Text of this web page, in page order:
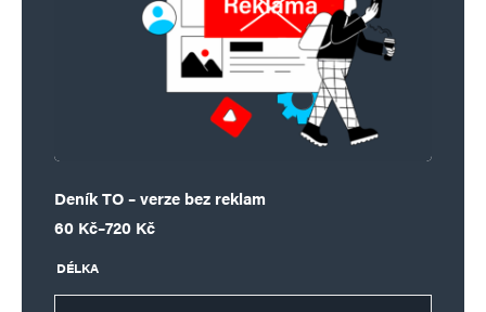
Deník TO – verze bez reklam
60 Kč–720 Kč
Rozpětí cen: 60 Kč až 720 Kč
DÉLKA